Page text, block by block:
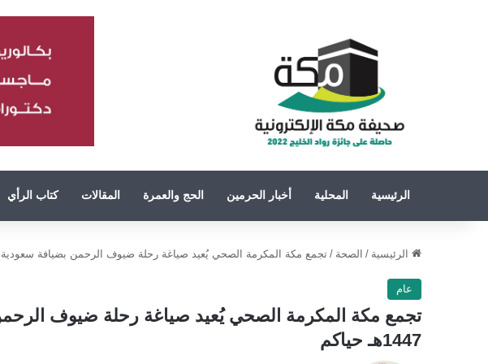
الرئيسية المحلية أخبار الحرمين الحج والعمرة المقالات كتاب الرأي
الرئيسية / الصحة / تجمع مكة المكرمة الصحي يُعيد صياغة رحلة ضيوف الرحمن بضيافة سعودية في
عام
تجمع مكة المكرمة الصحي يُعيد صياغة رحلة ضيوف
1447هـ حياكم